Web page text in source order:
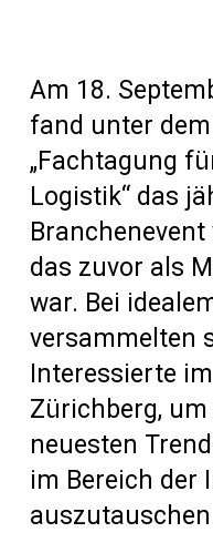
Am 18.
fand unter
„Fachtagung
Logistik“ das
das zuvor als
war. Bei
versammelten
Interessierte
Zürichberg,
neuesten
im Bereich der